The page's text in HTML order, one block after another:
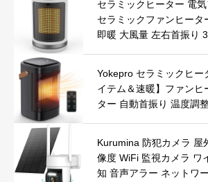
録画 IP66防水 遠隔操作
セラミックヒーター 電
セラミックファンヒータ
即暖 大風量 左右首振り
SE認証済 暖房器具
Yokepro セラミックヒー
イテム＆速暖】ファンヒ
ター 自動首振り 温度調
護【タイマー機能】【リ
ち運び便利 電気ヒータ
Kurumina 防犯カメラ 屋
像度 WiFi 監視カメラ ワ
知 音声アラー ネットワ